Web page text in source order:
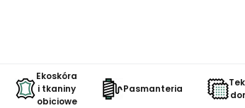
Ekoskóra
i tkaniny
obiciowe
Pasmanteria